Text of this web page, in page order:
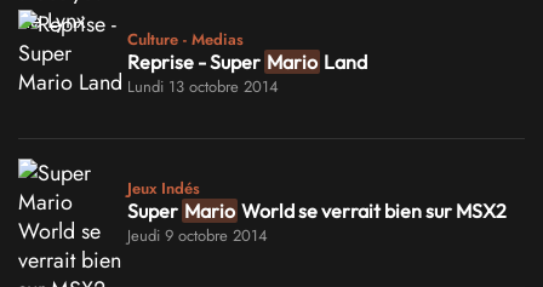
Culture - Medias
Reprise - Super Mario Land
Lundi 13 octobre 2014
Jeux Indés
Super Mario World se verrait bien sur MSX2
Jeudi 9 octobre 2014